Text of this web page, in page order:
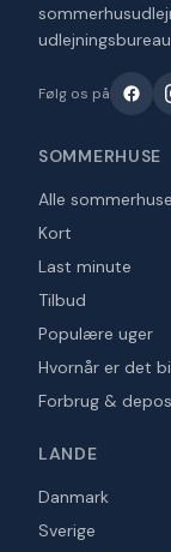
Følg os på
SOMMERHUSE
Alle sommerhuse
Kort
Last minute
Tilbud
Populære uger
Hvornår er det
Forbrug &
LANDE
Danmark
Sverige